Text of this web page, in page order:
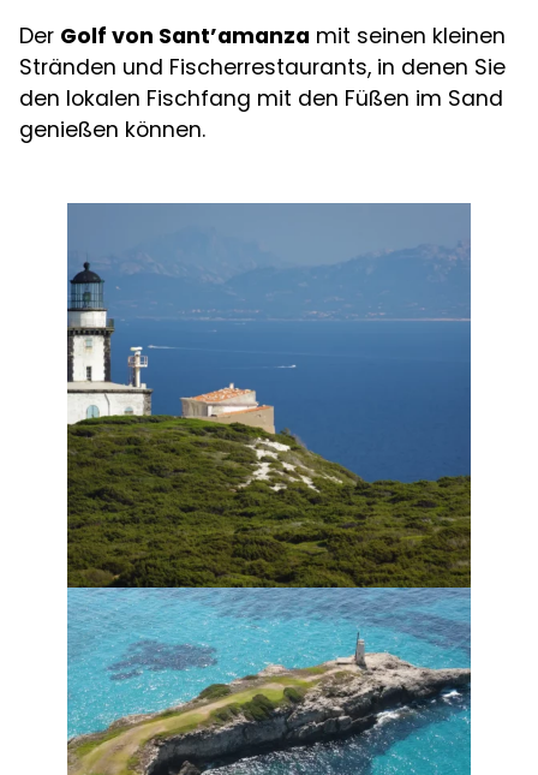
Der Golf von Sant’amanza mit seinen kleinen
Stränden und Fischerrestaurants, in denen Sie
den lokalen Fischfang mit den Füßen im Sand
genießen können.